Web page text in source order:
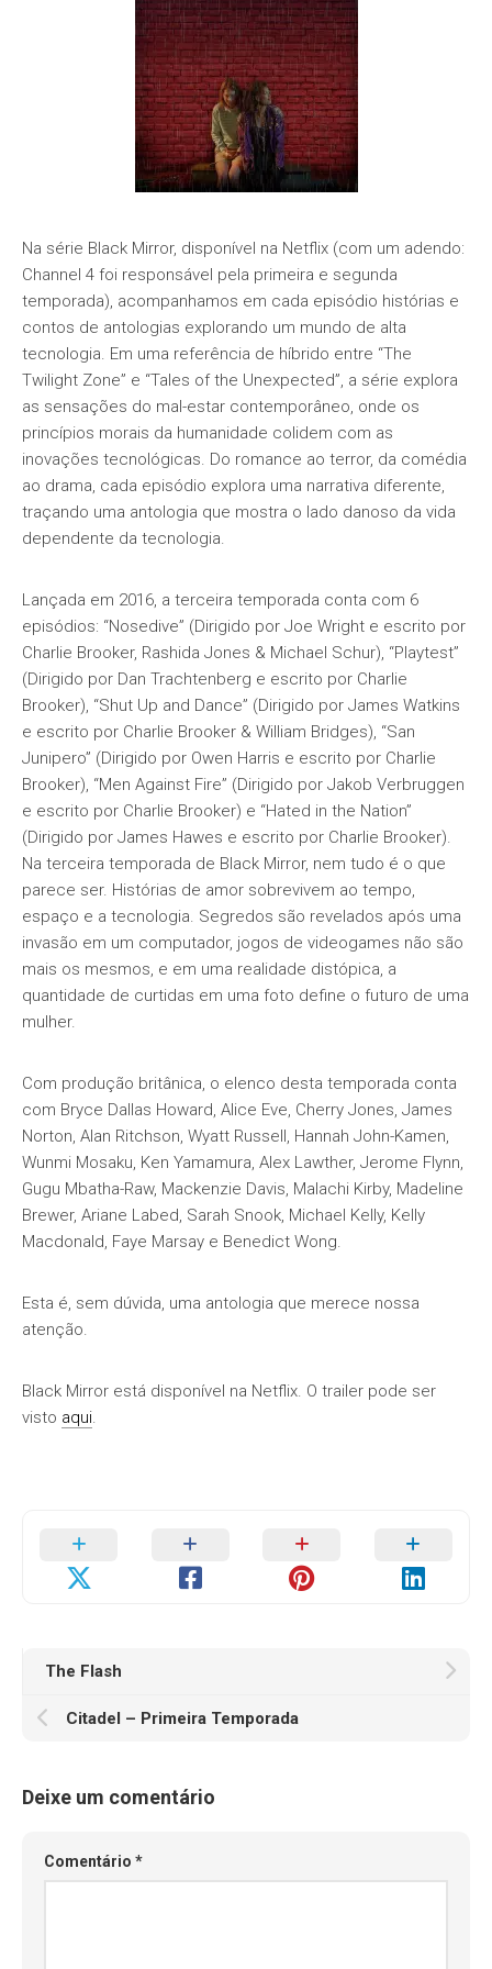
Na série Black Mirror, disponível na Netflix (com um adendo:
Channel 4 foi responsável pela primeira e segunda
temporada), acompanhamos em cada episódio histórias e
contos de antologias explorando um mundo de alta
tecnologia. Em uma referência de híbrido entre “The
Twilight Zone” e “Tales of the Unexpected”, a série explora
as sensações do mal-estar contemporâneo, onde os
princípios morais da humanidade colidem com as
inovações tecnológicas. Do romance ao terror, da comédia
ao drama, cada episódio explora uma narrativa diferente,
traçando uma antologia que mostra o lado danoso da vida
dependente da tecnologia.
Lançada em 2016, a terceira temporada conta com 6
episódios: “Nosedive” (Dirigido por Joe Wright e escrito por
Charlie Brooker, Rashida Jones & Michael Schur), “Playtest”
(Dirigido por Dan Trachtenberg e escrito por Charlie
Brooker), “Shut Up and Dance” (Dirigido por James Watkins
e escrito por Charlie Brooker & William Bridges), “San
Junipero” (Dirigido por Owen Harris e escrito por Charlie
Brooker), “Men Against Fire” (Dirigido por Jakob Verbruggen
e escrito por Charlie Brooker) e “Hated in the Nation”
(Dirigido por James Hawes e escrito por Charlie Brooker).
Na terceira temporada de Black Mirror, nem tudo é o que
parece ser. Histórias de amor sobrevivem ao tempo,
espaço e a tecnologia. Segredos são revelados após uma
invasão em um computador, jogos de videogames não são
mais os mesmos, e em uma realidade distópica, a
quantidade de curtidas em uma foto define o futuro de uma
mulher.
Com produção britânica, o elenco desta temporada conta
com Bryce Dallas Howard, Alice Eve, Cherry Jones, James
Norton, Alan Ritchson, Wyatt Russell, Hannah John-Kamen,
Wunmi Mosaku, Ken Yamamura, Alex Lawther, Jerome Flynn,
Gugu Mbatha-Raw, Mackenzie Davis, Malachi Kirby, Madeline
Brewer, Ariane Labed, Sarah Snook, Michael Kelly, Kelly
Macdonald, Faye Marsay e Benedict Wong.
Esta é, sem dúvida, uma antologia que merece nossa
atenção.
Black Mirror está disponível na Netflix. O trailer pode ser
visto aqui.
The Flash
Citadel – Primeira Temporada
Deixe um comentário
Comentário *